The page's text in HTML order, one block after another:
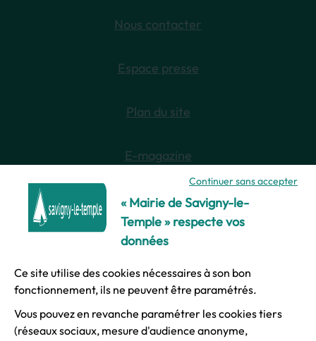
Nous contacter
Espace presse
Plan du site
E-magazine
Newsletter
© Ville de Savigny-le-Temple
Mentions légales
Continuer sans accepter
« Mairie de Savigny-le-
Temple » respecte vos
données
Ce site utilise des cookies nécessaires à son bon
fonctionnement, ils ne peuvent être paramétrés.
Vous pouvez en revanche paramétrer les cookies tiers
(réseaux sociaux, mesure d'audience anonyme,